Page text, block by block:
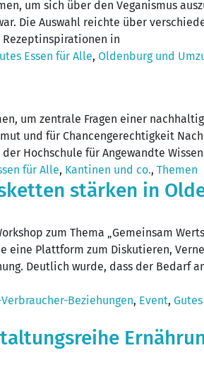
um sich über den Veganismus
Die Auswahl reichte über
Rezeptinspirationen in
Essen für Alle, Oldenburg und
um zentrale Fragen einer
und für Chancengerechtigkeit
Hochschule für Angewandte
für Alle, Kantinen und co., Themen
stärken in
zum Thema „Gemeinsam
Plattform zum Diskutieren,
Deutlich wurde, dass der Bedarf
Beziehungen, Event,